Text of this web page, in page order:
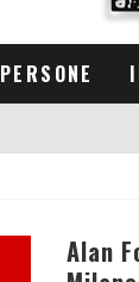
PERSONE
Alan